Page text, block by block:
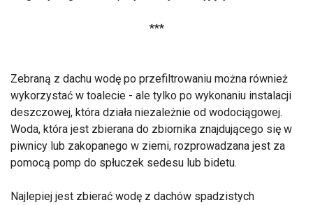
***
Zebraną z dachu wodę po przefiltrowaniu można również
wykorzystać w toalecie - ale tylko po wykonaniu instalacji
deszczowej, która działa niezależnie od wodociągowej.
Woda, która jest zbierana do zbiornika znajdującego się w
piwnicy lub zakopanego w ziemi, rozprowadzana jest za
pomocą pomp do spłuczek sedesu lub bidetu.
Najlepiej jest zbierać wodę z dachów spadzistych